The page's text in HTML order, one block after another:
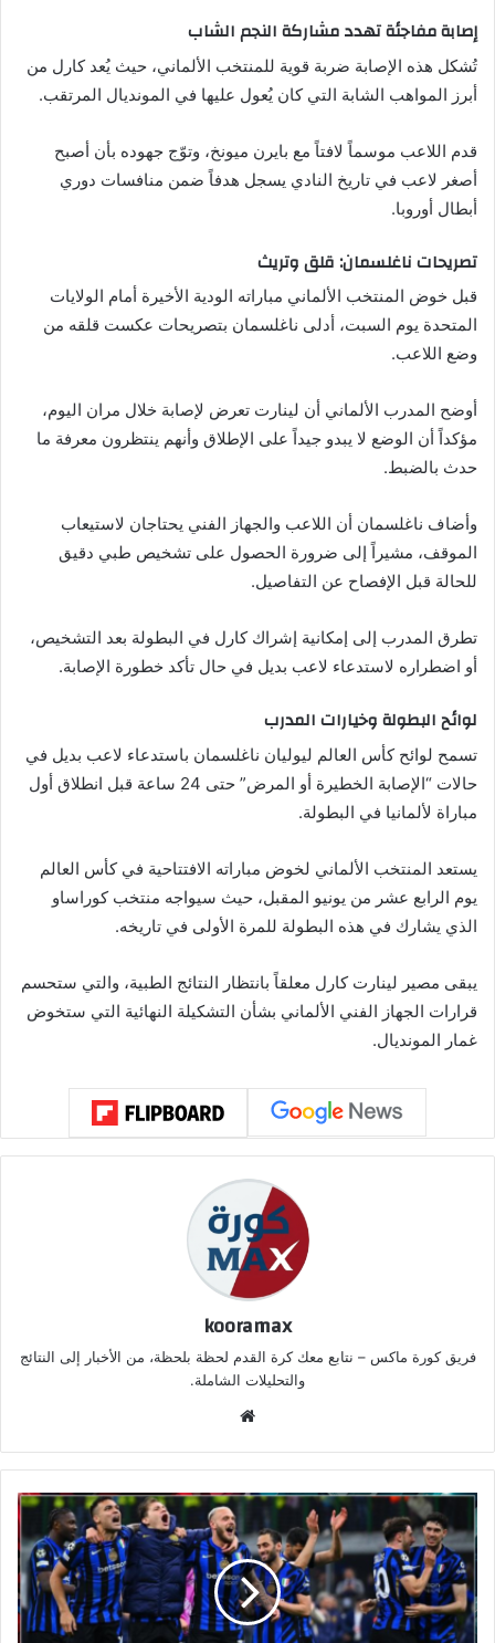
إصابة مفاجئة تهدد مشاركة النجم الشاب
تُشكل هذه الإصابة ضربة قوية للمنتخب الألماني، حيث يُعد كارل من
أبرز المواهب الشابة التي كان يُعول عليها في المونديال المرتقب.
قدم اللاعب موسماً لافتاً مع بايرن ميونخ، وتوّج جهوده بأن أصبح
أصغر لاعب في تاريخ النادي يسجل هدفاً ضمن منافسات دوري
أبطال أوروبا.
تصريحات ناغلسمان: قلق وتريث
قبل خوض المنتخب الألماني مباراته الودية الأخيرة أمام الولايات
المتحدة يوم السبت، أدلى ناغلسمان بتصريحات عكست قلقه من
وضع اللاعب.
أوضح المدرب الألماني أن لينارت تعرض لإصابة خلال مران اليوم،
مؤكداً أن الوضع لا يبدو جيداً على الإطلاق وأنهم ينتظرون معرفة ما
حدث بالضبط.
وأضاف ناغلسمان أن اللاعب والجهاز الفني يحتاجان لاستيعاب
الموقف، مشيراً إلى ضرورة الحصول على تشخيص طبي دقيق
للحالة قبل الإفصاح عن التفاصيل.
تطرق المدرب إلى إمكانية إشراك كارل في البطولة بعد التشخيص،
أو اضطراره لاستدعاء لاعب بديل في حال تأكد خطورة الإصابة.
لوائح البطولة وخيارات المدرب
تسمح لوائح كأس العالم ليوليان ناغلسمان باستدعاء لاعب بديل في
حالات “الإصابة الخطيرة أو المرض” حتى 24 ساعة قبل انطلاق أول
مباراة لألمانيا في البطولة.
يستعد المنتخب الألماني لخوض مباراته الافتتاحية في كأس العالم
يوم الرابع عشر من يونيو المقبل، حيث سيواجه منتخب كوراساو
الذي يشارك في هذه البطولة للمرة الأولى في تاريخه.
يبقى مصير لينارت كارل معلقاً بانتظار النتائج الطبية، والتي ستحسم
قرارات الجهاز الفني الألماني بشأن التشكيلة النهائية التي ستخوض
غمار المونديال.
kooramax
فريق كورة ماكس – نتابع معك كرة القدم لحظة بلحظة، من الأخبار إلى النتائج
والتحليلات الشاملة.
الوي
ب